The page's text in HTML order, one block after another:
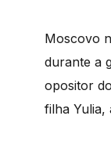
Moscovo
durante a
opositor
filha Yulia,